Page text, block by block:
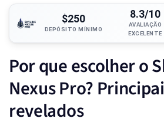
$250
DEPÓSITO MÍNIMO
8.3/10
AVALIAÇÃO
EXCELENTE
Por que escolher o
Nexus Pro?
revelados